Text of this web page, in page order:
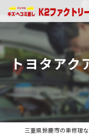
トヨタアク